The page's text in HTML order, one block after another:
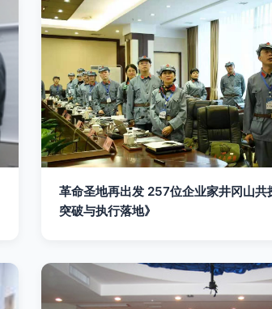
革命圣地再出发 257位企业家井冈山共
突破与执行落地》